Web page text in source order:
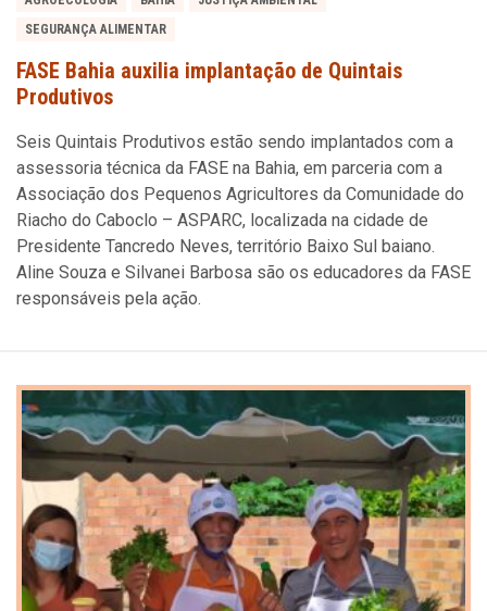
SEGURANÇA ALIMENTAR
FASE Bahia auxilia implantação de Quintais
Produtivos
Seis Quintais Produtivos estão sendo implantados com a
assessoria técnica da FASE na Bahia, em parceria com a
Associação dos Pequenos Agricultores da Comunidade do
Riacho do Caboclo – ASPARC, localizada na cidade de
Presidente Tancredo Neves, território Baixo Sul baiano.
Aline Souza e Silvanei Barbosa são os educadores da FASE
responsáveis pela ação.